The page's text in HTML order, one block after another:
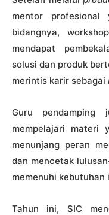
mentor profesional
bidangnya,
mendapat
solusi dan produk
merintis karir sebagai
Guru pendamping
mempelajari materi
menunjang peran
dan mencetak
memenuhi kebutuhan
Tahun ini, SIC